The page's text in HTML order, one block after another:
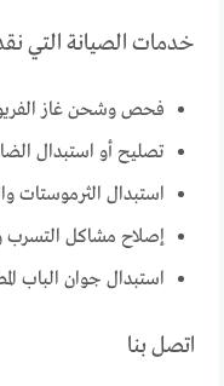
خدمات الصيانة التي
فحص وشحن غاز
تصليح أو استبدال
استبدال الثرموستات
إصلاح مشاكل
استبدال جوان الباب
اتصل بنا